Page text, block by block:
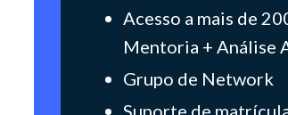
Acesso a mais de
Mentoria + Análise
Grupo de Network
Suporte de